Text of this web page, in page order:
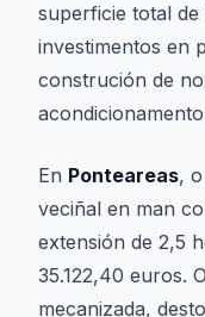
superficie total
investimentos en
construción de
En Ponteareas,
veciñal en man
extensión de 2,5
35.122,40 euros.
mecanizada,